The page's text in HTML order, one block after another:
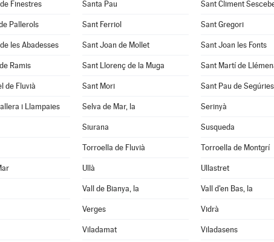
Finestres Santa Pau Sant Climent
Pallerols Sant Ferriol Sant Gregori
les Abadesses Sant Joan de Mollet Sant Joan les Fonts
Ramis Sant Llorenç de la Muga Sant Martí de
de Fluvià Sant Mori Sant Pau de Segúries
i Llampaies Selva de Mar, la Serinyà
Siurana Susqueda
Torroella de Fluvià Torroella de Montgrí
Ullà Ullastret
Vall de Bianya, la Vall d'en Bas, la
Verges Vidrà
Viladamat Viladasens